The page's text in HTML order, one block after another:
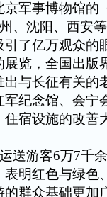
军事博物馆的
、沈阳、西安
了亿万观众的
览，全国出版
与长征有关的
纪念馆、会宁
宿设施的改善
送游客6万7千
明红色与绿色
群众基础更加